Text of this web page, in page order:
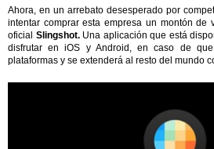
Ahora, en un arrebato desesperado por
intentar comprar esta empresa un montón de
oficial Slingshot.Una aplicación que está
disfrutar en iOS y Android, en caso de
plataformas y se extenderá al resto del mundo